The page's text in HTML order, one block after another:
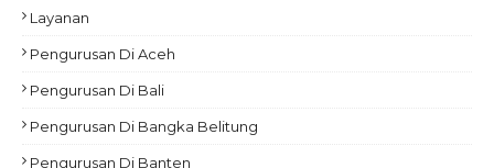
Layanan
Pengurusan Di Aceh
Pengurusan Di Bali
Pengurusan Di Bangka Belitung
Pengurusan Di Banten